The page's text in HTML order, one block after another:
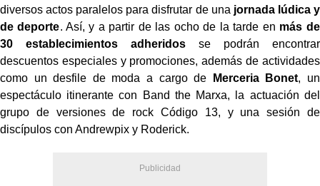
diversos actos paralelos para disfrutar de una jornada lúdica y
de deporte. Así, y a partir de las ocho de la tarde en más de
30 establecimientos adheridosse podrán encontrar
descuentos especiales y promociones, además de actividades
como un desfile de moda a cargo de Merceria Bonet, un
espectáculo itinerante con Band the Marxa, la actuación del
grupo de versiones de rock Código 13, y una sesión de
discípulos con Andrewpix y Roderick.